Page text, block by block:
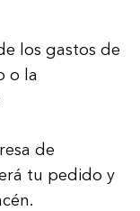
los gastos de
o la
de
tu pedido y